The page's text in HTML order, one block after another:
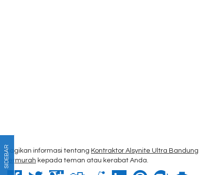
Bagikan informasi tentang Kontraktor Alsynite Ultra Bandung
Termurah kepada teman atau kerabat Anda.
SIDEBAR